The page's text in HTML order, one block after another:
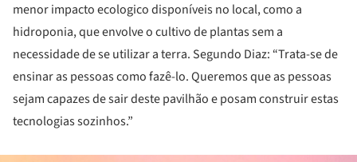
menor impacto ecologico disponíveis no local, como a
hidroponia, que envolve o cultivo de plantas sem a
necessidade de se utilizar a terra. Segundo Diaz: “Trata-se de
ensinar as pessoas como fazê-lo. Queremos que as pessoas
sejam capazes de sair deste pavilhão e posam construir estas
tecnologias sozinhos.”